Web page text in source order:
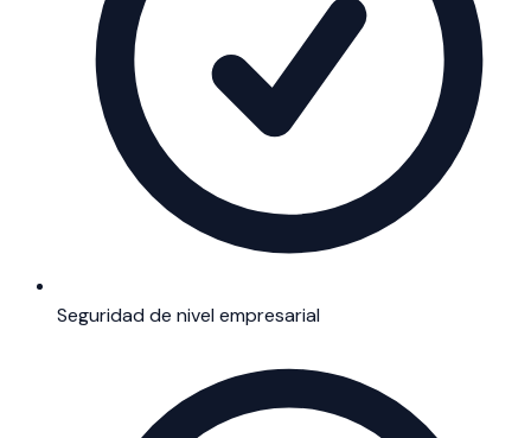
Seguridad de nivel empresarial